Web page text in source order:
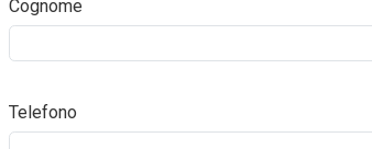
Cognome
Telefono